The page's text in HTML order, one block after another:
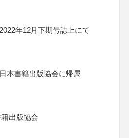
年12月下期号誌上にて
本書籍出版協会に帰属
出版協会